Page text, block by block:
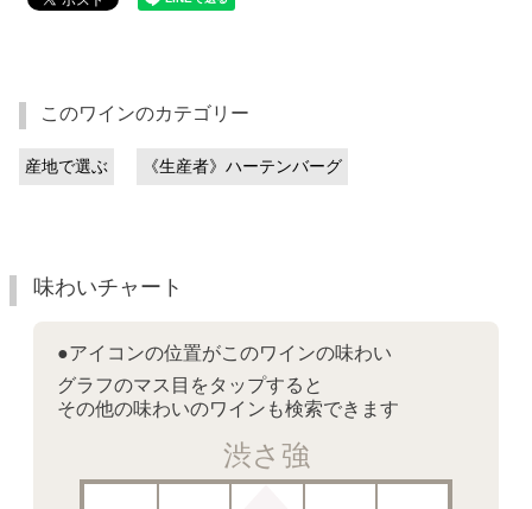
このワインのカテゴリー
産地で選ぶ 《生産者》ハーテンバーグ
味わいチャート
●アイコンの位置がこのワインの味わい
グラフのマス目をタップすると
その他の味わいのワインも検索できます
渋さ強